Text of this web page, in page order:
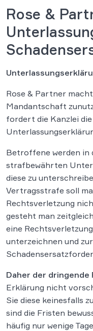
Rose &
Rose & Partner
Mandantschaft
fordert die Kanzlei
Betroffene werden
strafbewährten
diese zu
Vertragsstrafe soll
Rechtsverletzung
gesteht man
eine
unterzeichnen und
Daher der dringende
Erklärung nicht
Sie diese keinesfalls
sind die Fristen
häufig nur wenige